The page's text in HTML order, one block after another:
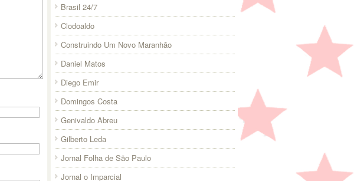
Brasil 24/7
Clodoaldo
Construindo Um Novo Maranhão
Daniel Matos
Diego Emir
Domingos Costa
Genivaldo Abreu
Gilberto Leda
Jornal Folha de São Paulo
Jornal o Imparcial